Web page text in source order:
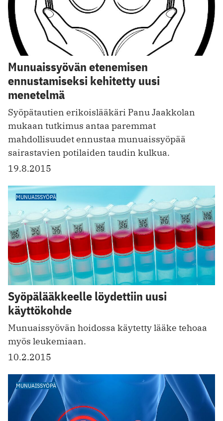
Munuaissyövän etenemisen
ennustamiseksi kehitetty uusi
menetelmä
Syöpätautien erikoislääkäri Panu Jaakkolan
mukaan tutkimus antaa paremmat
mahdollisuudet ennustaa munuaissyöpää
sairastavien potilaiden taudin kulkua.
19.8.2015
MUNUAISSYÖPÄ
Syöpälääkkeelle löydettiin uusi
käyttökohde
Munuaissyövän hoidossa käytetty lääke tehoaa
myös leukemiaan.
10.2.2015
MUNUAISSYÖPÄ